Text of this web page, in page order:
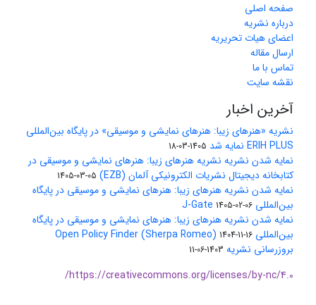
صفحه اصلی
درباره نشریه
اعضای هیات تحریریه
ارسال مقاله
تماس با ما
نقشه سایت
آخرین اخبار
نشریه «هنرهای زیبا: هنرهای نمایشی و موسیقی» در پایگاه بین‌المللی
ERIH PLUS نمایه شد
1405-03-18
نمایه شدن نشریه نشریه هنرهای زیبا: هنرهای نمایشی و موسیقی در
کتابخانه دیجیتال نشریات الکترونیکی آلمان (EZB)
1405-03-05
نمایه شدن نشریه هنرهای زیبا: هنرهای نمایشی و موسیقی در پایگاه
بین‌المللی J-Gate 1405-02-06
نمایه شدن نشریه هنرهای زیبا: هنرهای نمایشی و موسیقی در پایگاه
بین‌المللی Open Policy Finder (Sherpa Romeo) 1404-11-16
بروزرسانی نشریه 1403-06-11
https://creativecommons.org/licenses/by-nc/4.0/